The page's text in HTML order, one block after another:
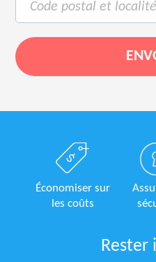
Économiser sur
les coûts
Rester